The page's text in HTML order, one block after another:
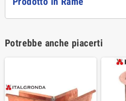
Potrebbe anche piacerti